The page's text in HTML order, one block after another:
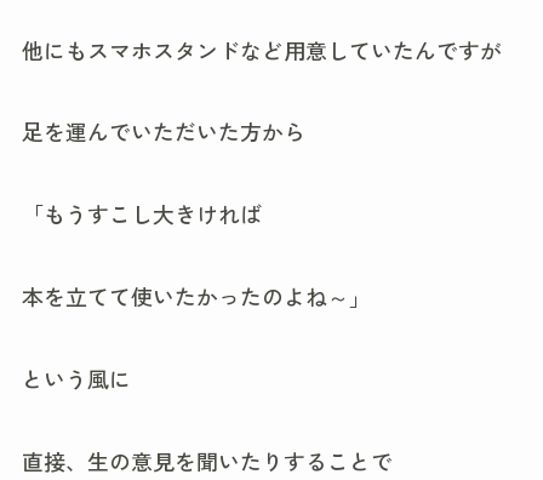
他にもスマホスタンドなど用意していたんですが
足を運んでいただいた方から
「もうすこし大きければ
本を立てて使いたかったのよね～」
という風に
直接、生の意見を聞いたりすることで